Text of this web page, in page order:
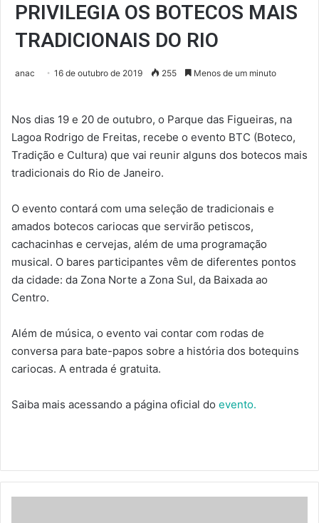
PRIVILEGIA OS BOTECOS MAIS
TRADICIONAIS DO RIO
anac 16 de outubro de 2019 255 Menos de um minuto
Nos dias 19 e 20 de outubro, o Parque das Figueiras, na
Lagoa Rodrigo de Freitas, recebe o evento BTC (Boteco,
Tradição e Cultura) que vai reunir alguns dos botecos mais
tradicionais do Rio de Janeiro.
O evento contará com uma seleção de tradicionais e
amados botecos cariocas que servirão petiscos,
cachacinhas e cervejas, além de uma programação
musical. O bares participantes vêm de diferentes pontos
da cidade: da Zona Norte a Zona Sul, da Baixada ao
Centro.
Além de música, o evento vai contar com rodas de
conversa para bate-papos sobre a história dos botequins
cariocas. A entrada é gratuita.
Saiba mais acessando a página oficial do evento.